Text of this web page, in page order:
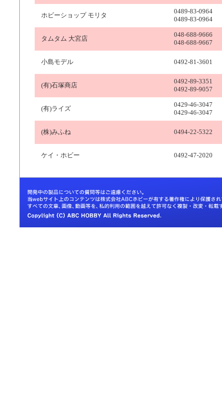
ホビーショップ モリタ
0489-83-0964
0489-83-0964
タムタム 大宮店
048-688-9666
048-688-9667
小島モデル 0492-81-3601
(有)石塚商店
0492-89-3351
0492-89-9057
(有)ライズ
0429-46-3047
0429-46-3047
(株)みふね 0494-22-5322
ケイ・ホビー 0492-47-2020